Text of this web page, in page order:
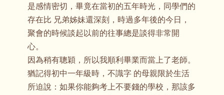
是感情密切，畢竟在當初的五年時光，同學們的
存在比 兄弟姊妹還深刻，時過多年後的今日，
聚會的時候談起以前的往事總是談得非常開
心。
因為稍有聰穎，所以我順利畢業而當上了老師。
猶記得初中一年級時，不識字 的母親限於生活
所迫說：如果你能夠考上不要錢的學校，那該多